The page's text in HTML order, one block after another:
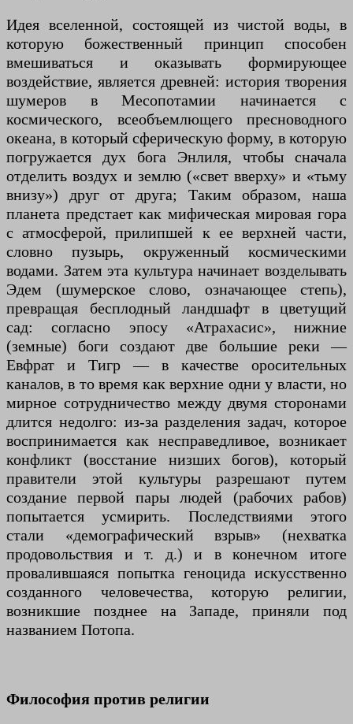
Идея вселенной, состоящей из чистой воды, в
которую божественный принцип способен
вмешиваться и оказывать формирующее
воздействие, является древней: история творения
шумеров в Месопотамии начинается с
космического, всеобъемлющего пресноводного
океана, в который сферическую форму, в которую
погружается дух бога Энлиля, чтобы сначала
отделить воздух и землю («свет вверху» и «тьму
внизу») друг от друга; Таким образом, наша
планета предстает как мифическая мировая гора
с атмосферой, прилипшей к ее верхней части,
словно пузырь, окруженный космическими
водами. Затем эта культура начинает возделывать
Эдем (шумерское слово, означающее степь),
превращая бесплодный ландшафт в цветущий
сад: согласно эпосу «Атрахасис», нижние
(земные) боги создают две большие реки —
Евфрат и Тигр — в качестве оросительных
каналов, в то время как верхние одни у власти, но
мирное сотрудничество между двумя сторонами
длится недолго: из-за разделения задач, которое
воспринимается как несправедливое, возникает
конфликт (восстание низших богов), который
правители этой культуры разрешают путем
создание первой пары людей (рабочих рабов)
попытается усмирить. Последствиями этого
стали «демографический взрыв» (нехватка
продовольствия и т. д.) и в конечном итоге
провалившаяся попытка геноцида искусственно
созданного человечества, которую религии,
возникшие позднее на Западе, приняли под
названием Потопа.
Философия против религии